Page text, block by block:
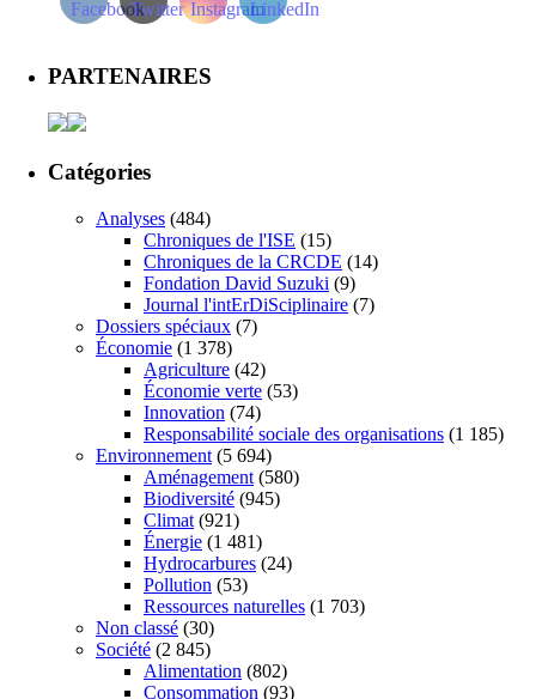
PARTENAIRES
Catégories
Analyses (484)
Chroniques de l'ISE (15)
Chroniques de la CRCDE (14)
Fondation David Suzuki (9)
Journal l'intErDiSciplinaire (7)
Dossiers spéciaux (7)
Économie (1 378)
Agriculture (42)
Économie verte (53)
Innovation (74)
Responsabilité sociale des organisations (1 185)
Environnement (5 694)
Aménagement (580)
Biodiversité (945)
Climat (921)
Énergie (1 481)
Hydrocarbures (24)
Pollution (53)
Ressources naturelles (1 703)
Non classé (30)
Société (2 845)
Alimentation (802)
Consommation (93)